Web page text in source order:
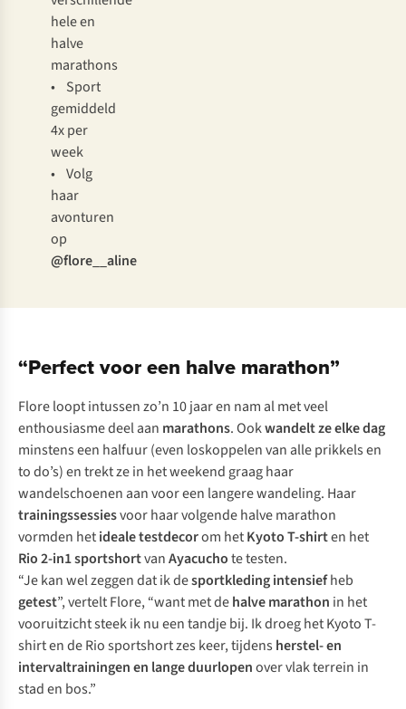
hele en
halve
marathons
• Sport
gemiddeld
4x per
week
• Volg
haar
avonturen
op
@flore__aline
“Perfect voor een halve marathon”
Flore loopt intussen zo’n 10 jaar en nam al met veel
enthousiasme deel aan marathons. Ookwandelt ze elke dag
minstens een halfuur (even loskoppelen van alle prikkels en
to do’s) en trekt ze in het weekend graag haar
wandelschoenen aan voor een langere wandeling. Haar
trainingssessiesvoor haar volgende halve marathon
vormden hetideale testdecorom hetKyoto T-shirten het
Rio 2-in1 sportshortvanAyacuchote testen.
“Je kan wel zeggen dat ik desportkleding intensiefheb
getest”, vertelt Flore, “want met dehalve marathon in het
vooruitzicht steek ik nu een tandje bij. Ik droeg het Kyoto T-
shirt en de Rio sportshort zes keer, tijdens herstel- en
intervaltrainingen en lange duurlopenover vlak terrein in
stad en bos.”